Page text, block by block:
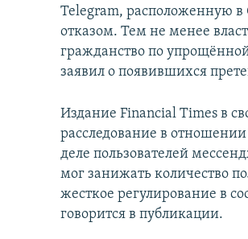
Telegram, расположенную в
отказом. Тем не менее
гражданство по
заявил о появившихся
Издание Financial Times в
расследование в
деле пользователей
мог занижать количество
жесткое регулирование в
говорится в публикации.